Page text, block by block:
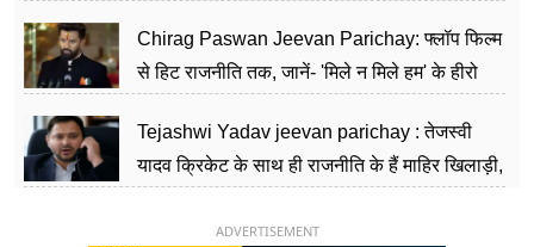
Chirag Paswan Jeevan Parichay: फ्लॉप फिल्म
से हिट राजनीति तक, जानें- 'मिले न मिले हम' के हीरो
Tejashwi Yadav jeevan parichay : तेजस्वी
यादव क्रिकेट के साथ ही राजनीति के हैं माहिर खिलाड़ी,
ADVERTISEMENT